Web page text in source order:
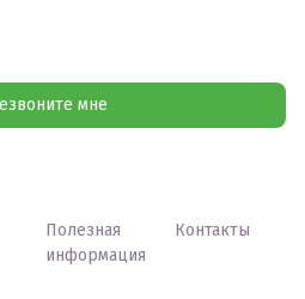
мне
Полезная
информация
Контакты